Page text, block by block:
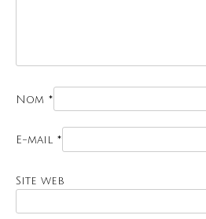
Nom *
E-mail *
Site web